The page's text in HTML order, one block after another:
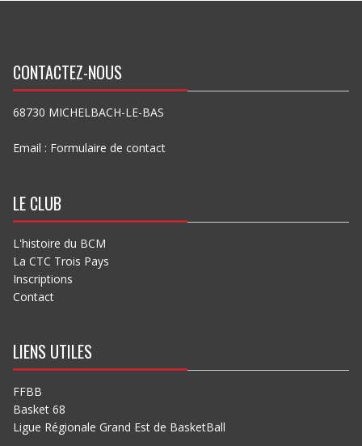
CONTACTEZ-NOUS
68730 MICHELBACH-LE-BAS
Email : Formulaire de contact
LE CLUB
L'histoire du BCM
La CTC Trois Pays
Inscriptions
Contact
LIENS UTILES
FFBB
Basket 68
Ligue Régionale Grand Est de BasketBall